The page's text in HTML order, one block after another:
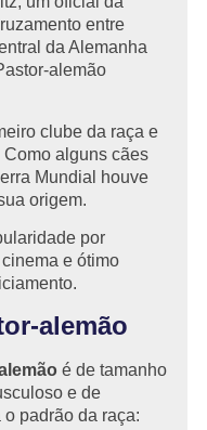
entre
da Alemanha
alemão
clube da raça e
alguns cães
Mundial houve
origem.
por
e ótimo
alemão
é de tamanho
e de
padrão da raça: